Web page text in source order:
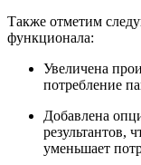
Также отметим
функционала:
Увеличена
потребление
Добавлена
результантов,
уменьшает